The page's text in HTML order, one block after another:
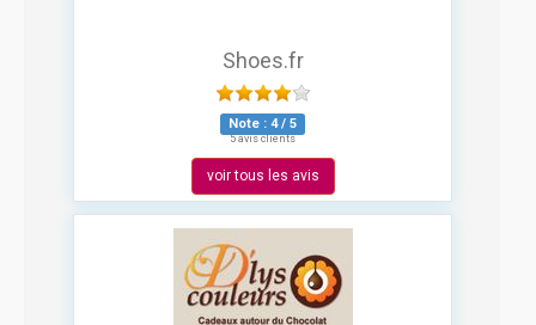
Shoes.fr
Note : 4/ 5
5 avis clients
voir tous les avis